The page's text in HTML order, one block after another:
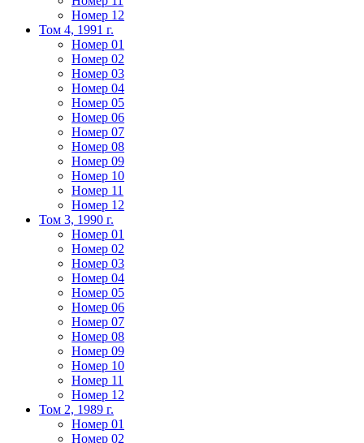
Номер 12
Том 4, 1991 г.
Номер 01
Номер 02
Номер 03
Номер 04
Номер 05
Номер 06
Номер 07
Номер 08
Номер 09
Номер 10
Номер 11
Номер 12
Том 3, 1990 г.
Номер 01
Номер 02
Номер 03
Номер 04
Номер 05
Номер 06
Номер 07
Номер 08
Номер 09
Номер 10
Номер 11
Номер 12
Том 2, 1989 г.
Номер 01
Номер 02